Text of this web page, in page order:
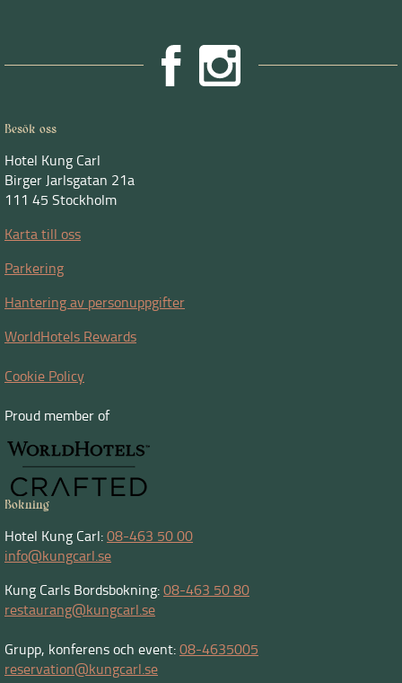
Besök oss
Hotel Kung Carl
Birger Jarlsgatan 21a
111 45 Stockholm
Karta till oss
Parkering
Hantering av personuppgifter
WorldHotels Rewards
Cookie Policy
Proud member of
Bokning
Hotel Kung Carl:08-463 50 00
info@kungcarl.se
Kung Carls Bordsbokning:08-463 50 80
restaurang@kungcarl.se
Grupp, konferens och event:08-4635005
reservation@kungcarl.se